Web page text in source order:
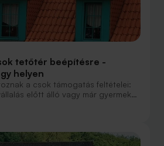
tetőtér beépítésre -
helyen
a csok támogatás feltételei:
előtt álló vagy már gyermeket
millió forintos támogatást is
felelős tárca nélküli miniszter